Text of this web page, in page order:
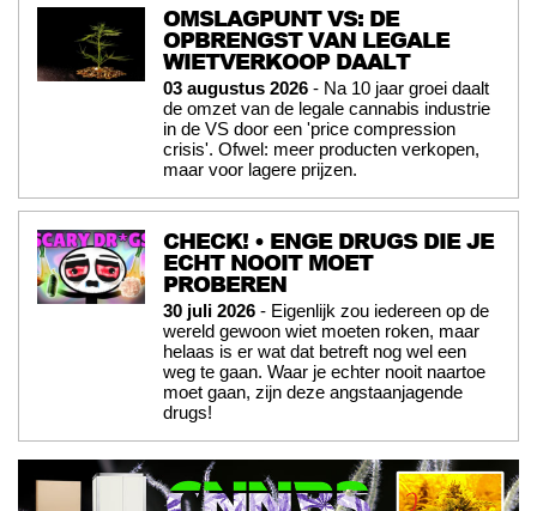
OMSLAGPUNT VS: DE
OPBRENGST VAN LEGALE
WIETVERKOOP DAALT
03 augustus 2026 - Na 10 jaar groei daalt
de omzet van de legale cannabis industrie
in de VS door een 'price compression
crisis'. Ofwel: meer producten verkopen,
maar voor lagere prijzen.
CHECK! • ENGE DRUGS DIE JE
ECHT NOOIT MOET
PROBEREN
30 juli 2026 - Eigenlijk zou iedereen op de
wereld gewoon wiet moeten roken, maar
helaas is er wat dat betreft nog wel een
weg te gaan. Waar je echter nooit naartoe
moet gaan, zijn deze angstaanjagende
drugs!